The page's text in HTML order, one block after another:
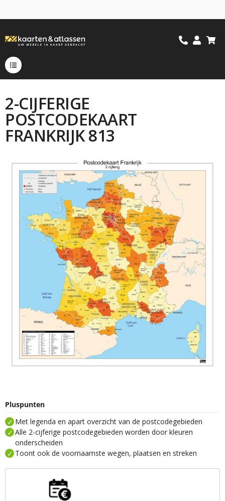
2-CIJFERIGE
POSTCODEKAART
FRANKRIJK 813
Pluspunten
Met legenda en apart overzicht van de postcodegebieden
Alle 2-cijferige postcodegebieden worden door kleuren
onderscheiden
Toont ook de voornaamste wegen, plaatsen en streken